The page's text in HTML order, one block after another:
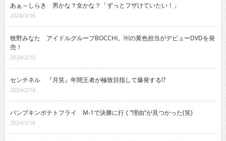
あぁ～しらき 男かな？女かな？「ずっとフザけていたい！」
2024/3/16
牧野みなた アイドルグループBOCCHI。￼の黄色担当がデビューDVDを発
売！
2024/2/16
センチネル 『月笑』年間王者が極致目指して爆発する!?
2024/2/16
パンプキンポテトフライ M-1で決勝に行く“理由”が見つかった(笑)
2024/1/16